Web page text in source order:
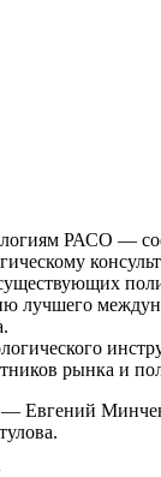
РАСО —
лучшего
рынка и
— Евгений